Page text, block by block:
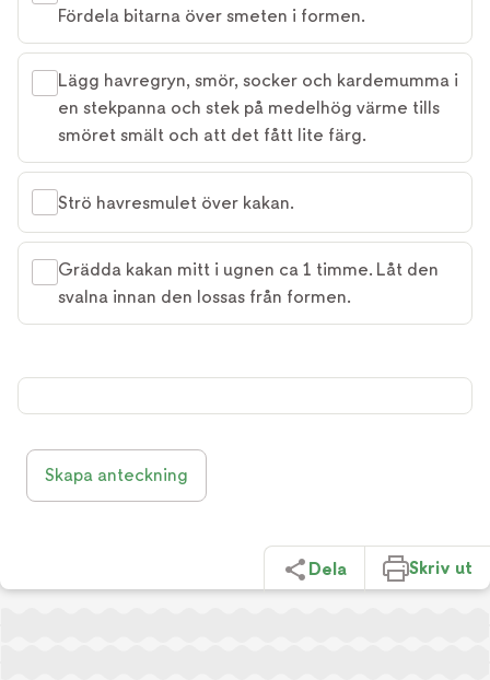
Fördela bitarna över smeten i formen.
Lägg havregryn, smör, socker och kardemumma i
en stekpanna och stek på medelhög värme tills
smöret smält och att det fått lite färg.
Strö havresmulet över kakan.
Grädda kakan mitt i ugnen ca 1 timme. Låt den
svalna innan den lossas från formen.
Skapa anteckning
Dela Skriv ut